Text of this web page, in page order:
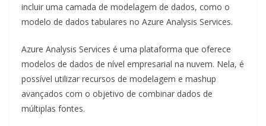
incluir uma camada de modelagem de dados, como o
modelo de dados tabulares no Azure Analysis Services.
Azure Analysis Services é uma plataforma que oferece
modelos de dados de nível empresarial na nuvem. Nela, é
possível utilizar recursos de modelagem e mashup
avançados com o objetivo de combinar dados de
múltiplas fontes.